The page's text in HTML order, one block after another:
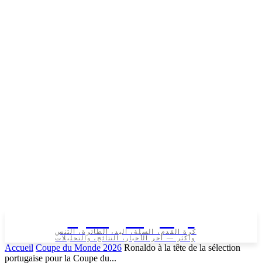
كرة القدم، السلة، اليد، الطائرة، التنس
وأكثر — آخر الأخبار، النتائج، والتحليلات
Accueil Coupe du Monde 2026 Ronaldo à la tête de la sélection
portugaise pour la Coupe du...